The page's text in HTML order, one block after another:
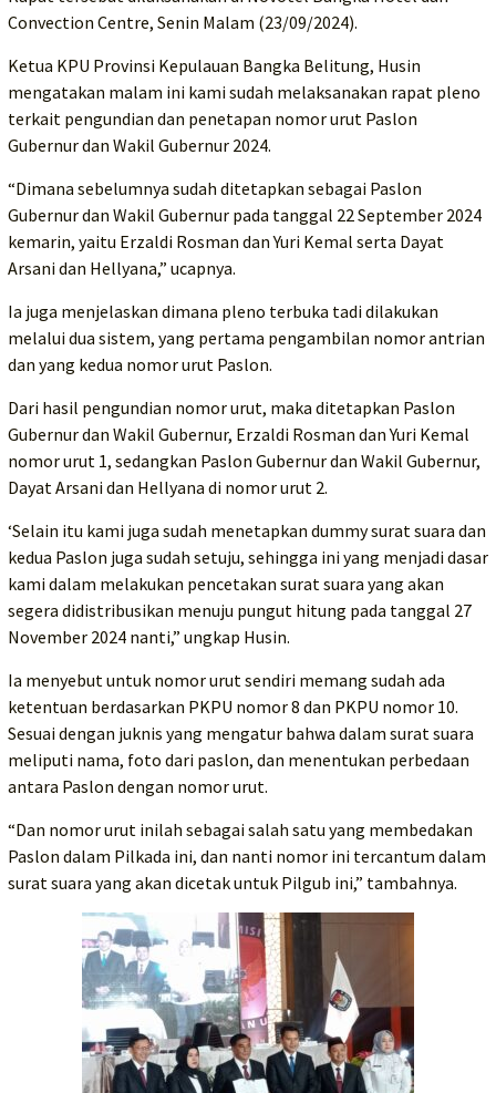
Convection Centre, Senin Malam (23/09/2024).
Ketua KPU Provinsi Kepulauan Bangka Belitung, Husin
mengatakan malam ini kami sudah melaksanakan rapat pleno
terkait pengundian dan penetapan nomor urut Paslon
Gubernur dan Wakil Gubernur 2024.
“Dimana sebelumnya sudah ditetapkan sebagai Paslon
Gubernur dan Wakil Gubernur pada tanggal 22 September 2024
kemarin, yaitu Erzaldi Rosman dan Yuri Kemal serta Dayat
Arsani dan Hellyana,” ucapnya.
Ia juga menjelaskan dimana pleno terbuka tadi dilakukan
melalui dua sistem, yang pertama pengambilan nomor antrian
dan yang kedua nomor urut Paslon.
Dari hasil pengundian nomor urut, maka ditetapkan Paslon
Gubernur dan Wakil Gubernur, Erzaldi Rosman dan Yuri Kemal
nomor urut 1, sedangkan Paslon Gubernur dan Wakil Gubernur,
Dayat Arsani dan Hellyana di nomor urut 2.
‘Selain itu kami juga sudah menetapkan dummy surat suara dan
kedua Paslon juga sudah setuju, sehingga ini yang menjadi dasar
kami dalam melakukan pencetakan surat suara yang akan
segera didistribusikan menuju pungut hitung pada tanggal 27
November 2024 nanti,” ungkap Husin.
Ia menyebut untuk nomor urut sendiri memang sudah ada
ketentuan berdasarkan PKPU nomor 8 dan PKPU nomor 10.
Sesuai dengan juknis yang mengatur bahwa dalam surat suara
meliputi nama, foto dari paslon, dan menentukan perbedaan
antara Paslon dengan nomor urut.
“Dan nomor urut inilah sebagai salah satu yang membedakan
Paslon dalam Pilkada ini, dan nanti nomor ini tercantum dalam
surat suara yang akan dicetak untuk Pilgub ini,” tambahnya.